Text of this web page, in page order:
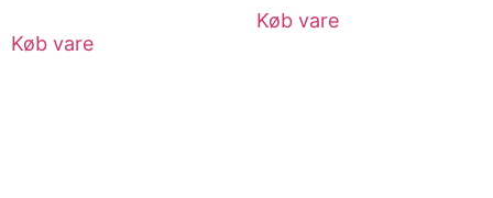
Køb vare
Køb vare